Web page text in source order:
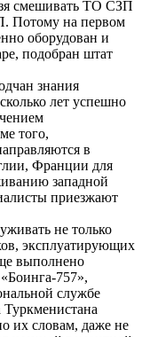
смешивать ТО СЗП
Потому на первом
оборудован и
подобран штат
знания
лет успешно
того,
в
Франции для
западной
приезжают
не только
эксплуатирующих
выполнено
757»,
службе
Туркменистана
их словам, даже не